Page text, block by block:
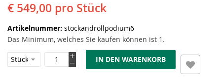
€ 549,00 pro Stück
Artikelnummer stockandrollpodium6
Das Minimum, welches Sie kaufen können ist 1.
IN DEN WARENKORB